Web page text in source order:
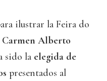
ilustrar la Feira do
Carmen Alberto
sido la elegida de
presentados al